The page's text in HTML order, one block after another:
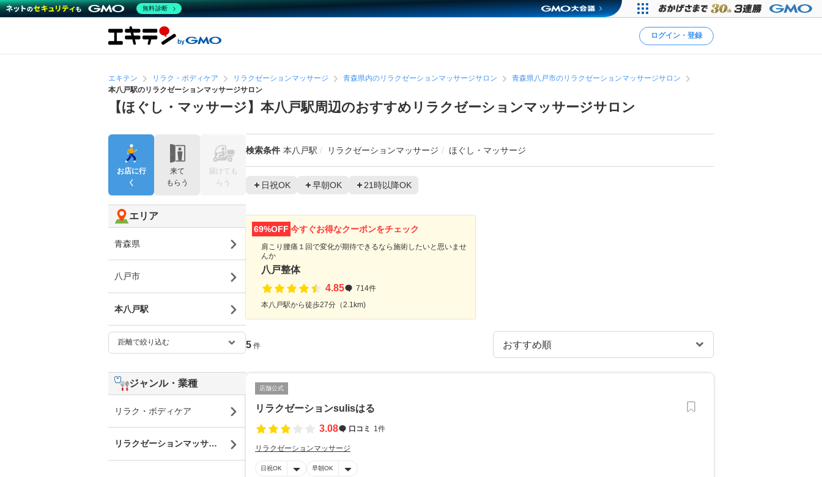
ログイン・登録
エキテン リラク・ボディケア リラクゼーションマッサージ 青森県内のリラクゼーションマッサージサロン
青森県八戸市のリラクゼーションマッサージサロン
本八戸駅のリラクゼーションマッサージサロン
【ほぐし・マッサージ】本八戸駅周辺のおすすめリラクゼーションマッサージサロン
検索条件 本八戸駅 リラクゼーションマッサージ ほぐし・マッサージ
日祝OK 早朝OK 21時以降OK
69%OFF 今すぐお得なクーポンをチェック
肩こり腰痛１回で変化が期待できるなら施術したいと思いませ
んか
八戸整体
4.85
714件
本八戸駅から徒歩27分（2.1km)
5 件
店舗公式
リラクゼーションsulisはる
3.08
口コミ 1件
リラクゼーションマッサージ
日祝OK 早朝OK
お店に行
く
来て
もらう
届けても
らう
エリア
青森県
八戸市
本八戸駅
ジャンル・業種
リラク・ボディケア
リラクゼーションマッサージ
無料診断